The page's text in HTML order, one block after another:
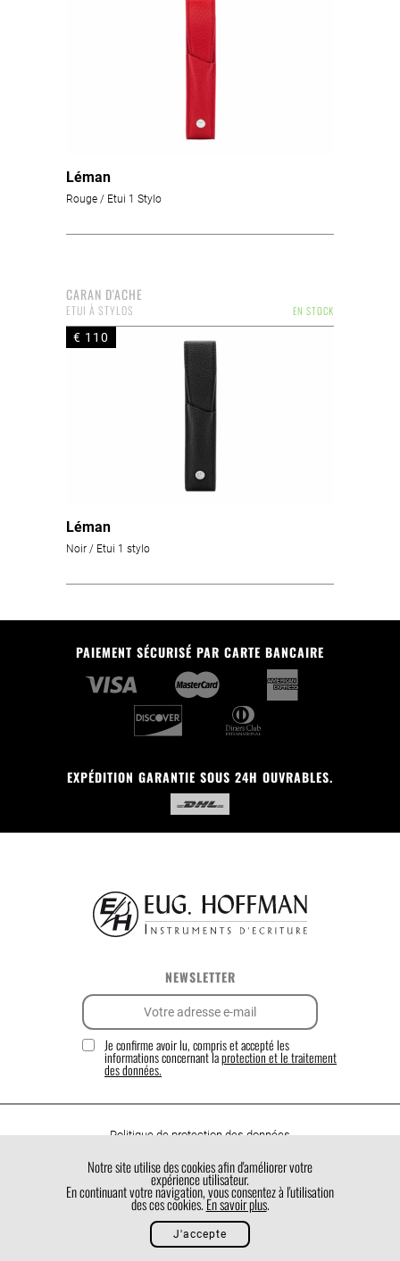
Léman
Rouge / Etui 1 Stylo
CARAN D'ACHE
EN STOCK
ETUI À STYLOS
€ 110
Léman
Noir / Etui 1 stylo
PAIEMENT SÉCURISÉ PAR CARTE BANCAIRE
EXPÉDITION GARANTIE SOUS 24H OUVRABLES.
NEWSLETTER
Je confirme avoir lu, compris et accepté les
informations concernant laprotection et le traitement
des données.
Politique de protection des données
Politique de cookies
Conditions générales de vente
Made by
Notre site utilise des cookies afin d'améliorer votre
expérience utilisateur.
En continuant votre navigation, vous consentez à l'utilisation
des ces cookies.En savoir plus.
J'accepte